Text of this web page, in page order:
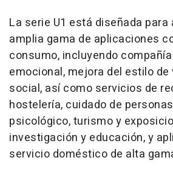
La serie U1 está diseñada para
amplia gama de aplicaciones
consumo, incluyendo
emocional, mejora del estilo
social, así como servicios de
hostelería, cuidado de
psicológico, turismo y
investigación y educación, y
servicio doméstico de alta